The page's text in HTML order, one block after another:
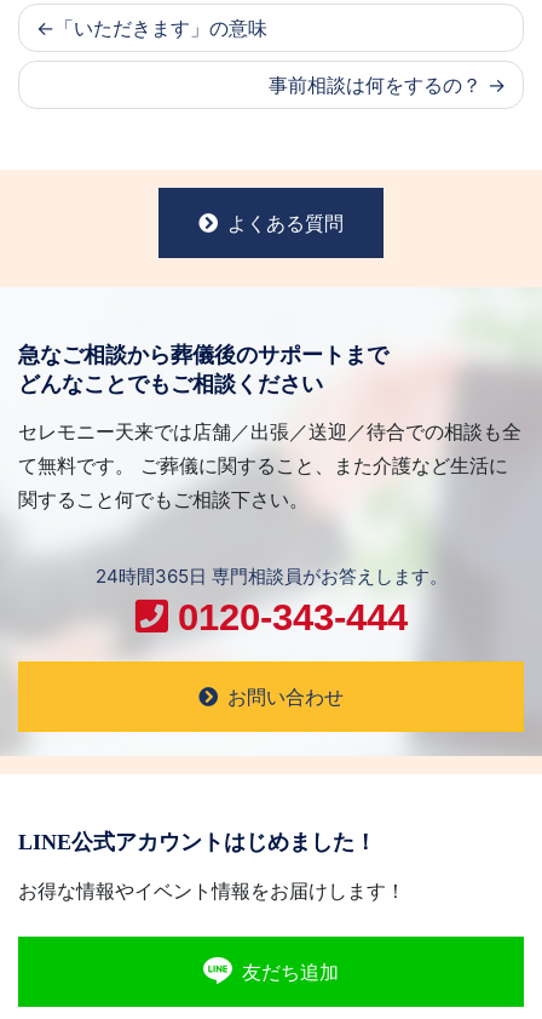
「いただきます」の意味
事前相談は何をするの？
よくある質問
急なご相談から葬儀後のサポートまで
どんなことでもご相談ください
セレモニー天来では店舗／出張／送迎／待合での相談も全
て無料です。 ご葬儀に関すること、また介護など生活に
関すること何でもご相談下さい。
24時間365日 専門相談員がお答えします。
0120-343-444
お問い合わせ
LINE公式アカウントはじめました！
お得な情報やイベント情報をお届けします！
友だち追加